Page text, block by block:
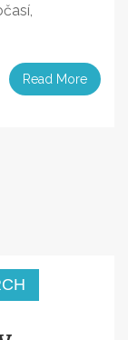
Read More